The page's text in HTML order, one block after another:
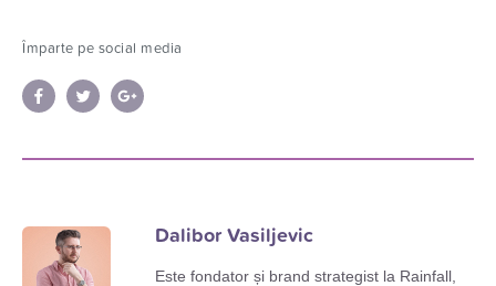
Împarte pe social media
Dalibor Vasiljevic
Este fondator și brand strategist la Rainfall,